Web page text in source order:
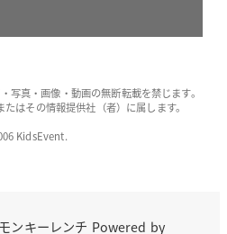
写真・画像・動画の無断転載を禁じます。
はその情報提供社（者）に属します。
KidsEvent.
モンキーレンチ Powered by